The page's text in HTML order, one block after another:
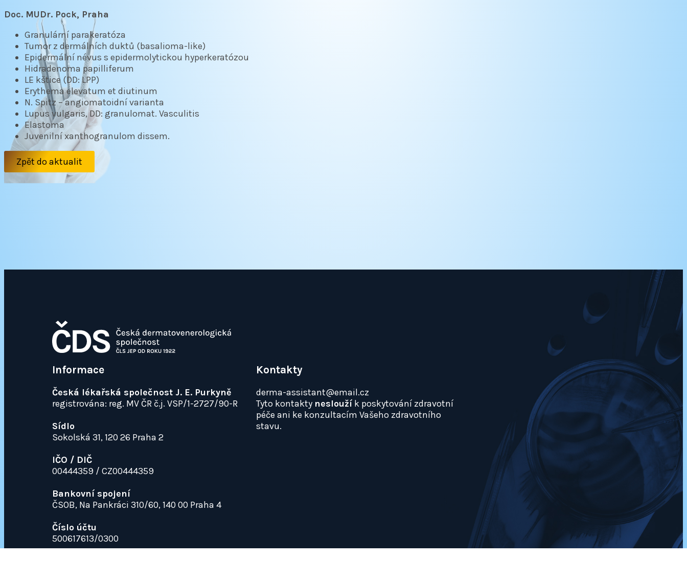
Doc. MUDr. Pock, Praha
Granulární parakeratóza
Tumor z dermálních duktů (basalioma-like)
Epidermální névus s epidermolytickou hyperkeratózou
Hidradenoma papilliferum
LE kštice (DD: LPP)
Erythema elevatum et diutinum
N. Spitz – angiomatoidní varianta
Lupus vulgaris, DD: granulomat. Vasculitis
Elastoma
Juvenilní xanthogranulom dissem.
Zpět do aktualit
Informace
Česká lékařská společnost J. E. Purkyně
registrována: reg. MV ČR č.j. VSP/1-2727/90-R
Sídlo
Sokolská 31, 120 26 Praha 2
IČO / DIČ
00444359 / CZ00444359
Bankovní spojení
ČSOB, Na Pankráci 310/60, 140 00 Praha 4
Číslo účtu
500617613/0300
Kontakty
derma-assistant@email.cz
Tyto kontakty neslouží k poskytování zdravotní
péče ani ke konzultacím Vašeho zdravotního
stavu.